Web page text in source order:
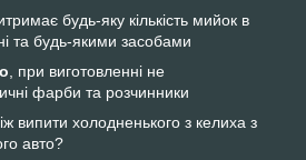
будь-яку кількість мийок в
та будь-якими засобами
, при виготовленні не
фарби та розчинники
випити холодненького з келиха з
авто?